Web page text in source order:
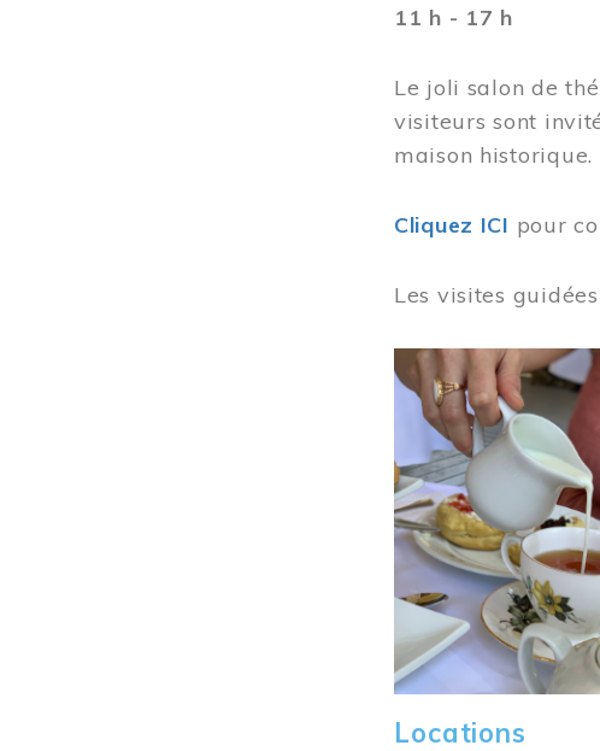
11 h - 17 h
Le joli salon de
visiteurs sont
maison
Cliquez ICI pour
Les visites
Image
Locations